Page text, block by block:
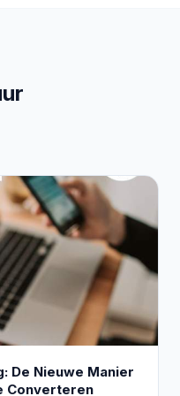
De Nieuwe Manier
Converteren